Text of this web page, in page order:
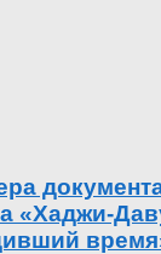
«Хаджи-